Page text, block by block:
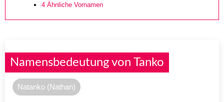
4 Ähnliche Vornamen
Namensbedeutung von Tanko
Natanko (Nathan)